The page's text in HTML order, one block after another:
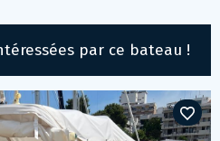
par ce bateau !